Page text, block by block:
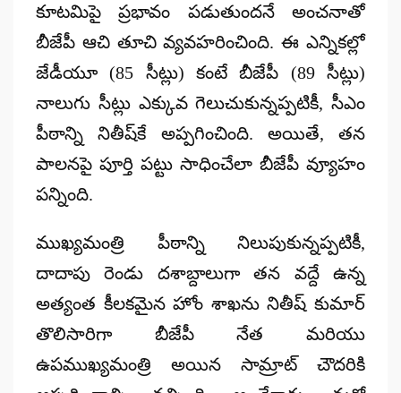
కూటమిపై ప్రభావం పడుతుందనే అంచనాతో
బీజేపీ ఆచి తూచి వ్యవహరించింది. ఈ ఎన్నికల్లో
జేడీయూ (85 సీట్లు) కంటే బీజేపీ (89 సీట్లు)
నాలుగు సీట్లు ఎక్కువ గెలుచుకున్నప్పటికీ, సీఎం
పీఠాన్ని నితీష్‌కే అప్పగించింది. అయితే, తన
పాలనపై పూర్తి పట్టు సాధించేలా బీజేపీ వ్యూహం
పన్నింది.
ముఖ్యమంత్రి పీఠాన్ని నిలుపుకున్నప్పటికీ,
దాదాపు రెండు దశాబ్దాలుగా తన వద్దే ఉన్న
అత్యంత కీలకమైనహోం శాఖను నితీష్ కుమార్
తొలిసారిగా బీజేపీ నేత మరియు
ఉపముఖ్యమంత్రి అయినసామ్రాట్ చౌదరికి